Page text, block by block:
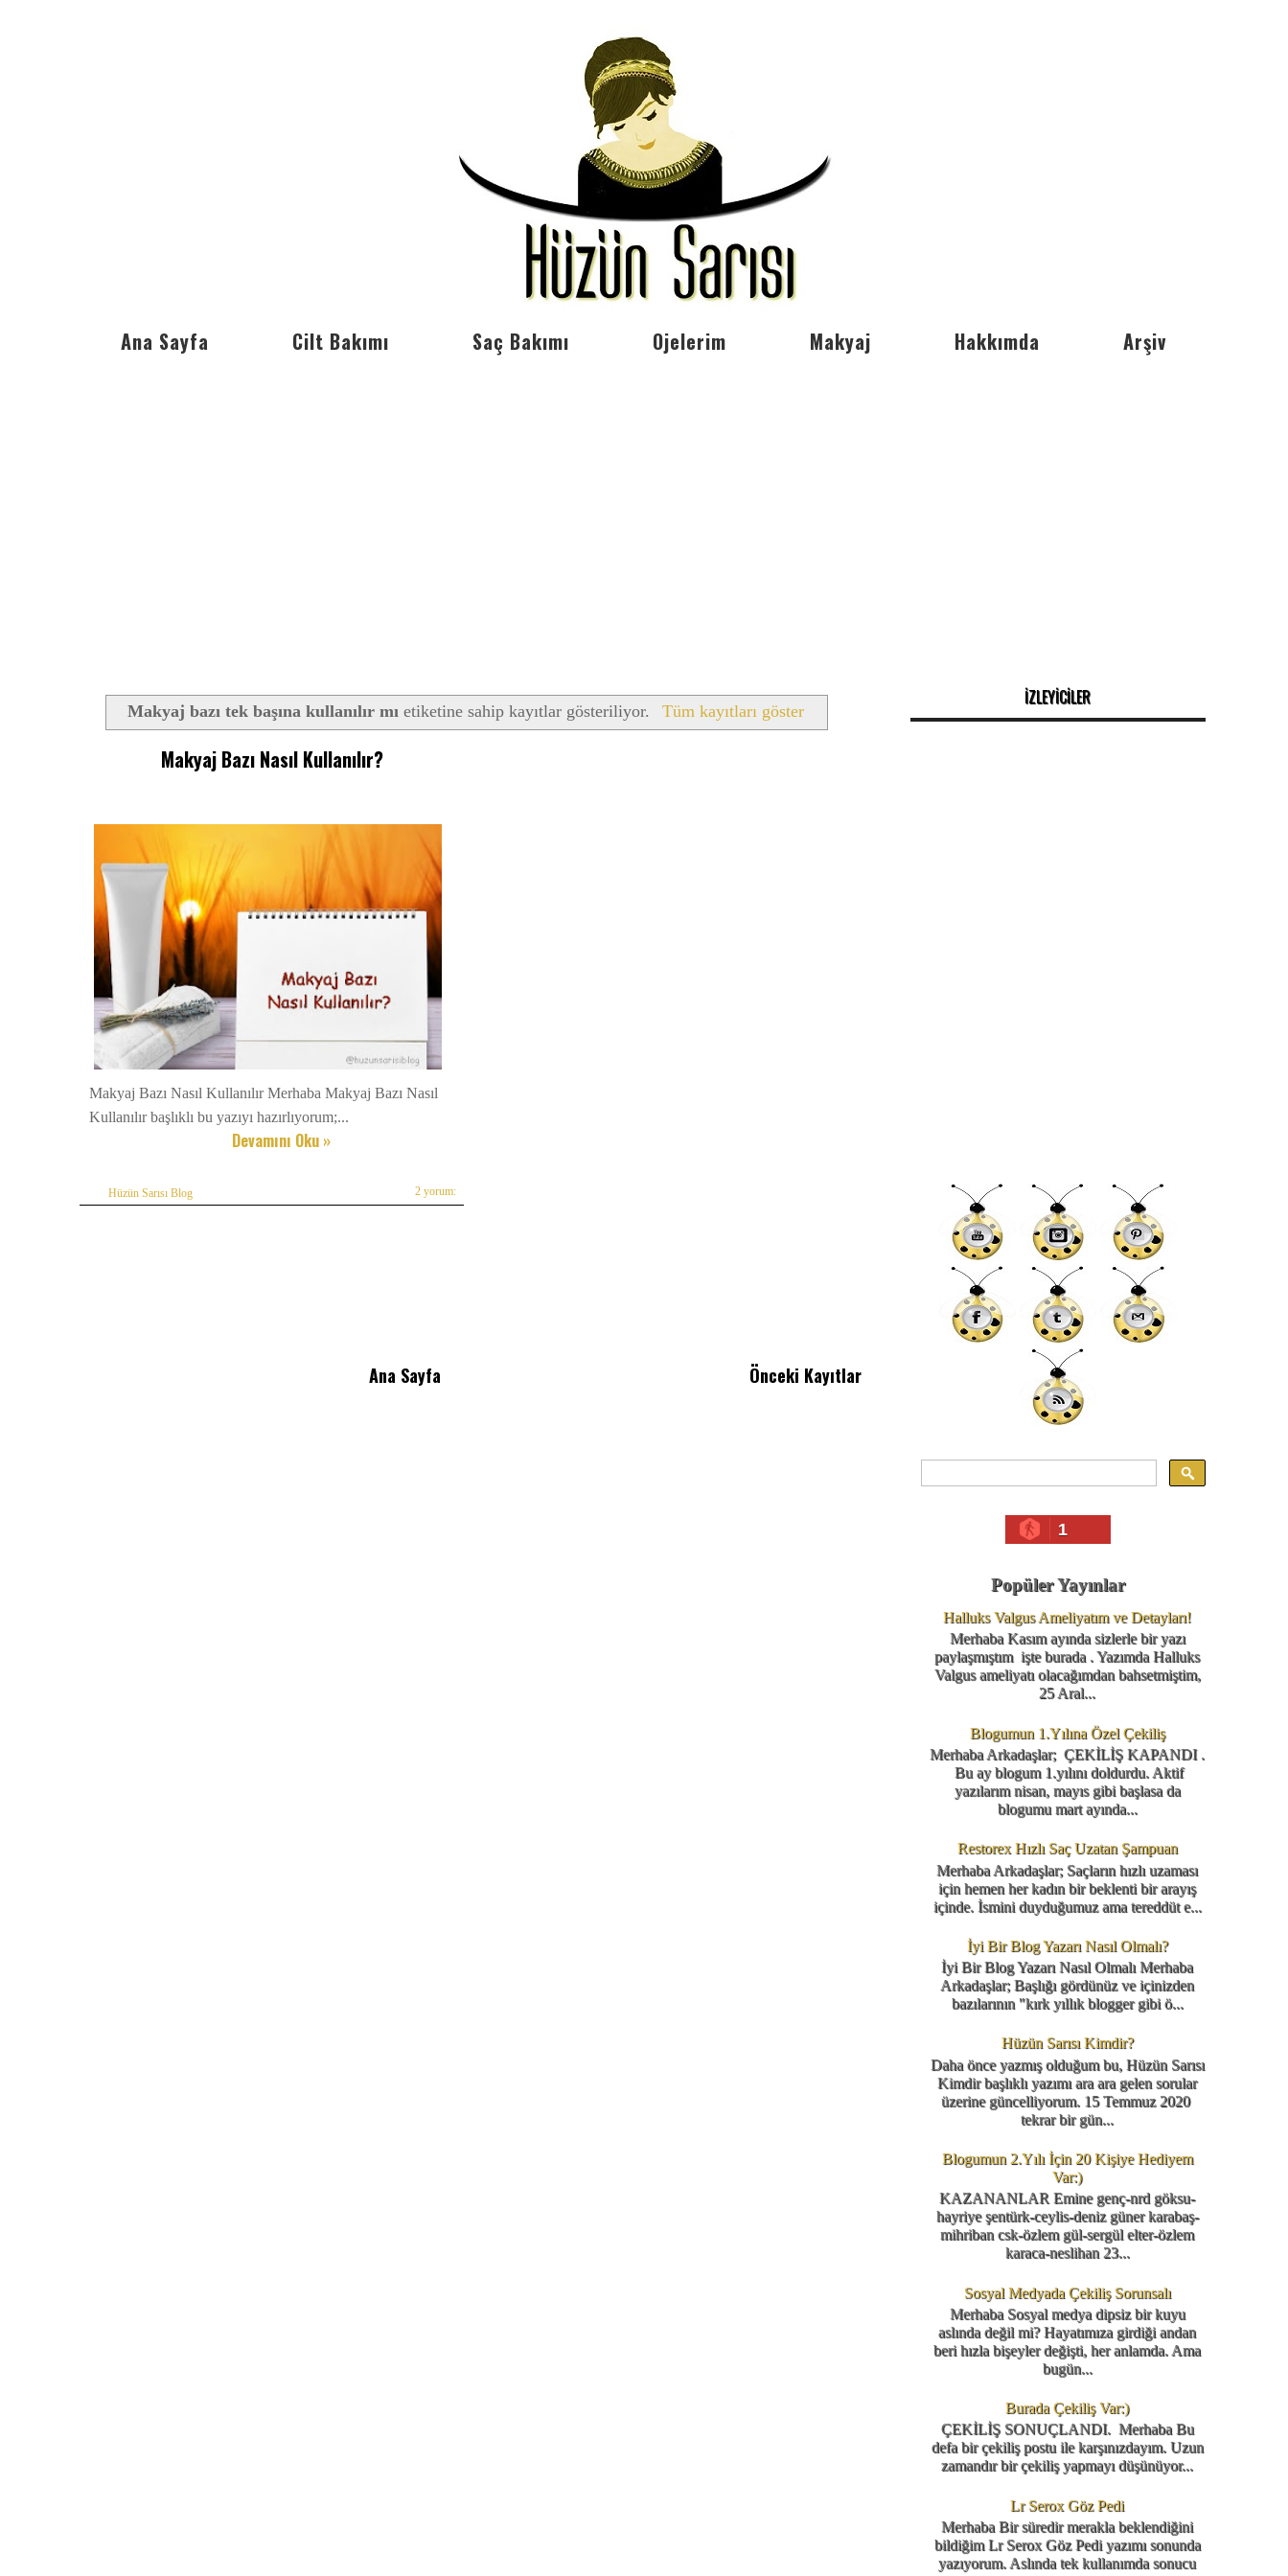
Ana Sayfa Cilt Bakımı Saç Bakımı Ojelerim Makyaj Hakkımda Arşiv
Makyaj bazı tek başına kullanılır mı etiketine sahip kayıtlar gösteriliyor. Tüm kayıtları göster
Makyaj Bazı Nasıl Kullanılır?
Makyaj Bazı Nasıl Kullanılır Merhaba Makyaj Bazı Nasıl
Kullanılır başlıklı bu yazıyı hazırlıyorum;...
Devamını Oku »
Hüzün Sarısı Blog 2 yorum:
Önceki Kayıtlar
Ana Sayfa
İZLEYİCİLER
1
Popüler Yayınlar
Halluks Valgus Ameliyatım ve Detayları!
Merhaba Kasım ayında sizlerle bir yazı
paylaşmıştım işte burada . Yazımda Halluks
Valgus ameliyatı olacağımdan bahsetmiştim,
25 Aral...
Blogumun 1.Yılına Özel Çekiliş
Merhaba Arkadaşlar; ÇEKİLİŞ KAPANDI .
Bu ay blogum 1.yılını doldurdu. Aktif
yazılarım nisan, mayıs gibi başlasa da
blogumu mart ayında...
Restorex Hızlı Saç Uzatan Şampuan
Merhaba Arkadaşlar; Saçların hızlı uzaması
için hemen her kadın bir beklenti bir arayış
içinde. İsmini duyduğumuz ama tereddüt e...
İyi Bir Blog Yazarı Nasıl Olmalı?
İyi Bir Blog Yazarı Nasıl Olmalı Merhaba
Arkadaşlar; Başlığı gördünüz ve içinizden
bazılarının "kırk yıllık blogger gibi ö...
Hüzün Sarısı Kimdir?
Daha önce yazmış olduğum bu, Hüzün Sarısı
Kimdir başlıklı yazımı ara ara gelen sorular
üzerine güncelliyorum. 15 Temmuz 2020
tekrar bir gün...
Blogumun 2.Yılı İçin 20 Kişiye Hediyem
Var:)
KAZANANLAR Emine genç-nrd göksu-
hayriye şentürk-ceylis-deniz güner karabaş-
mihriban csk-özlem gül-sergül elter-özlem
karaca-neslihan 23...
Sosyal Medyada Çekiliş Sorunsalı
Merhaba Sosyal medya dipsiz bir kuyu
aslında değil mi? Hayatımıza girdiği andan
beri hızla bişeyler değişti, her anlamda. Ama
bugün...
Burada Çekiliş Var:)
ÇEKİLİŞ SONUÇLANDI. Merhaba Bu
defa bir çekiliş postu ile karşınızdayım. Uzun
zamandır bir çekiliş yapmayı düşünüyor...
Lr Serox Göz Pedi
Merhaba Bir süredir merakla beklendiğini
bildiğim Lr Serox Göz Pedi yazımı sonunda
yazıyorum. Aslında tek kullanımda sonucu